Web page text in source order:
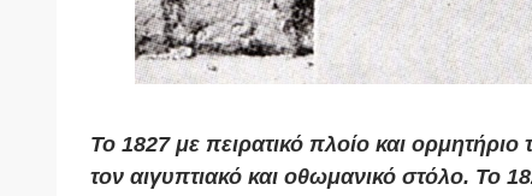
Το 1827 με πειρατικό πλοίο και
τον αιγυπτιακό και οθωμανικό στόλο. Το